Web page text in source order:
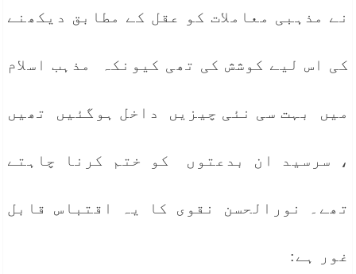
نے مذہبی معاملات کو عقل کے مطابق دیکھنے
کی اس لیے کوشش کی تھی کیونکہ مذہب اسلام
میں بہت سی نئی چیزیں داخل ہوگئیں تھیں
، سرسید ان بدعتوں کو ختم کرنا چاہتے
تھے۔ نورالحسن نقوی کا یہ اقتباس قابل
غور ہے: